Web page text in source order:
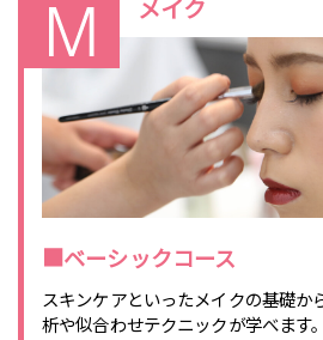
メイク
■ベーシックコース
スキンケアといったメイクの基礎か
析や似合わせテクニックが学べます。